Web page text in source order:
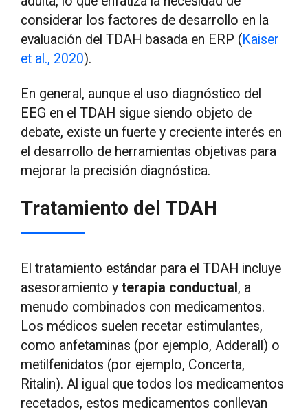
considerar los factores de desarrollo en la
evaluación del TDAH basada en ERP (Kaiser
et al., 2020).
En general, aunque el uso diagnóstico del
EEG en el TDAH sigue siendo objeto de
debate, existe un fuerte y creciente interés en
el desarrollo de herramientas objetivas para
mejorar la precisión diagnóstica.
Tratamiento del TDAH
El tratamiento estándar para el TDAH incluye
asesoramiento yterapia conductual , a
menudo combinados con medicamentos.
Los médicos suelen recetar estimulantes,
como anfetaminas (por ejemplo, Adderall) o
metilfenidatos (por ejemplo, Concerta,
Ritalin). Al igual que todos los medicamentos
recetados, estos medicamentos conllevan